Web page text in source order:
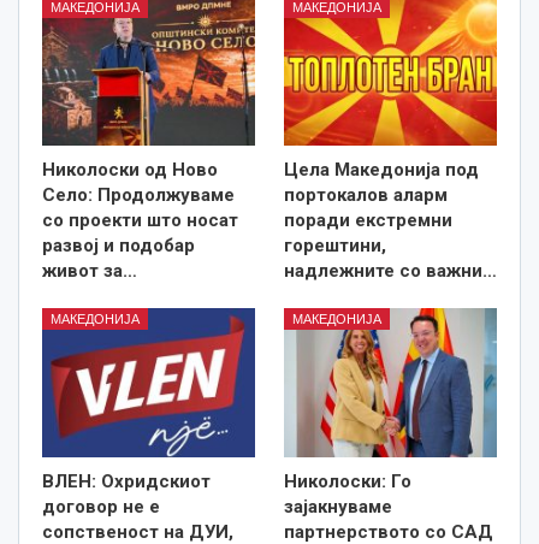
МАКЕДОНИЈА
Николоски од Ново
Село: Продолжуваме
со проекти што носат
развој и подобар
живот за…
МАКЕДОНИЈА
Цела Македонија под
портокалов аларм
поради екстремни
горештини,
надлежните со важни…
МАКЕДОНИЈА
ВЛЕН: Охридскиот
договор не е
сопственост на ДУИ,
МАКЕДОНИЈА
Николоски: Го
зајакнуваме
партнерството со САД